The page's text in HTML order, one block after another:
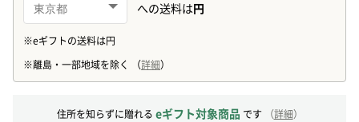
住所を知らずに贈れる eギフト対象商品 です （詳細）